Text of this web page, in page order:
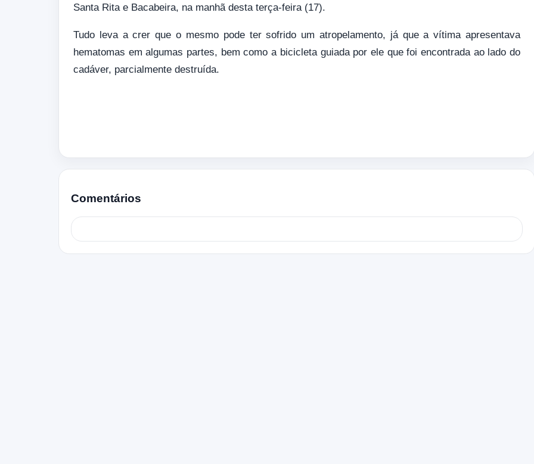
Santa Rita e Bacabeira, na manhã desta terça-feira (17).
Tudo leva a crer que o mesmo pode ter sofrido um atropelamento, já que a vítima apresentava
hematomas em algumas partes, bem como a bicicleta guiada por ele que foi encontrada ao lado do
cadáver, parcialmente destruída.
Comentários